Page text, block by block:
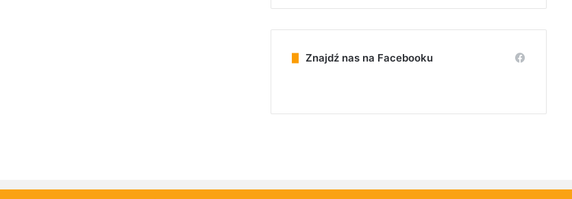
Znajdź nas na Facebooku